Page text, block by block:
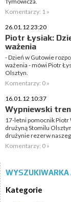
Komentarzy: 1 »
26.01.12 23:20
Piotr Łysiak:
ważenia
- Dzień w Gutowie
ważenia - mówi Piotr
Olsztyn.
Komentarzy: 0 »
16.01.12 10:37
Wypniewski
17-letni pomocnik
drużyną Stomilu
drużynie rezerw
Komentarzy: 0 »
WYSZUKIWARKA
Kategorie